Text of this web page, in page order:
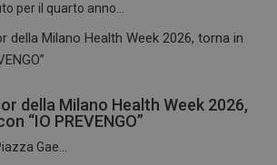
per il quarto anno...
della Milano Health Week 2026,
“IO PREVENGO”
Gae...